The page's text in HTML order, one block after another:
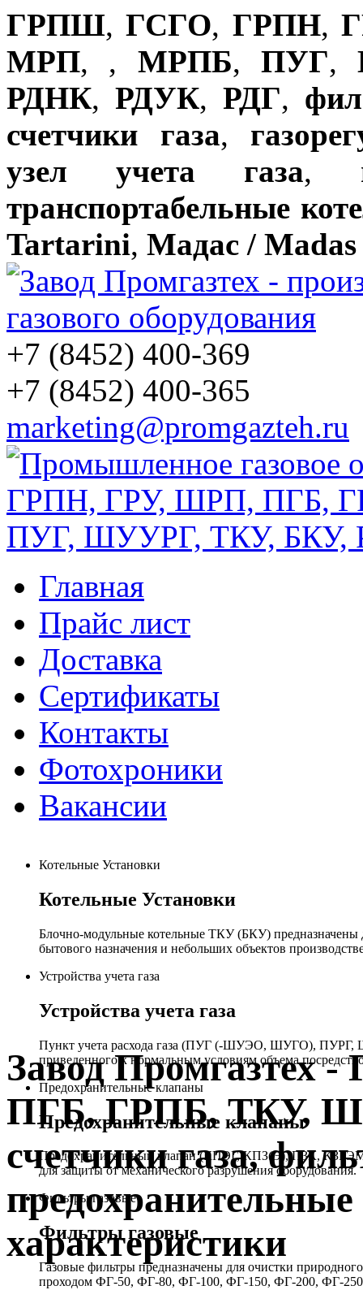
ГРПШ,ГСГО, ГРПН,
МРП, , МРПБ, ПУГ,
РДНК, РДУК, РДГ,
счетчики газа,
узел учета газа,
транспортабельные
Tartarini, Мадас / Madas
+7 (8452) 400-369
+7 (8452) 400-365
marketing@promgazteh.ru
Главная
Прайс лист
Доставка
Сертификаты
Контакты
Фотохроники
Вакансии
Котельные Установки
Котельные Установки
Блочно-модульные котельные ТКУ (БКУ) предназначены
бытового назначения и небольших объектов
Устройства учета газа
Устройства учета газа
Пункт учета расхода газа (ПУГ (-ШУЭО, ШУГО), ПУРГ,
приведенного к нормальным условиям объема
Предохранительные клапаны
Предохранительные клапаны
Предохранительный клапан (КПЭГ, КПЗ(Э), ПЗК,
для защиты от механического разрушения оборудования.
Фильтры газовые
Фильтры газовые
Газовые фильтры предназначены для очистки
проходом ФГ-50, ФГ-80, ФГ-100, ФГ-150, ФГ-200, ФГ-
Завод
ПГБ, ГРПБ, ТКУ,
счетчики газа,
характеристики